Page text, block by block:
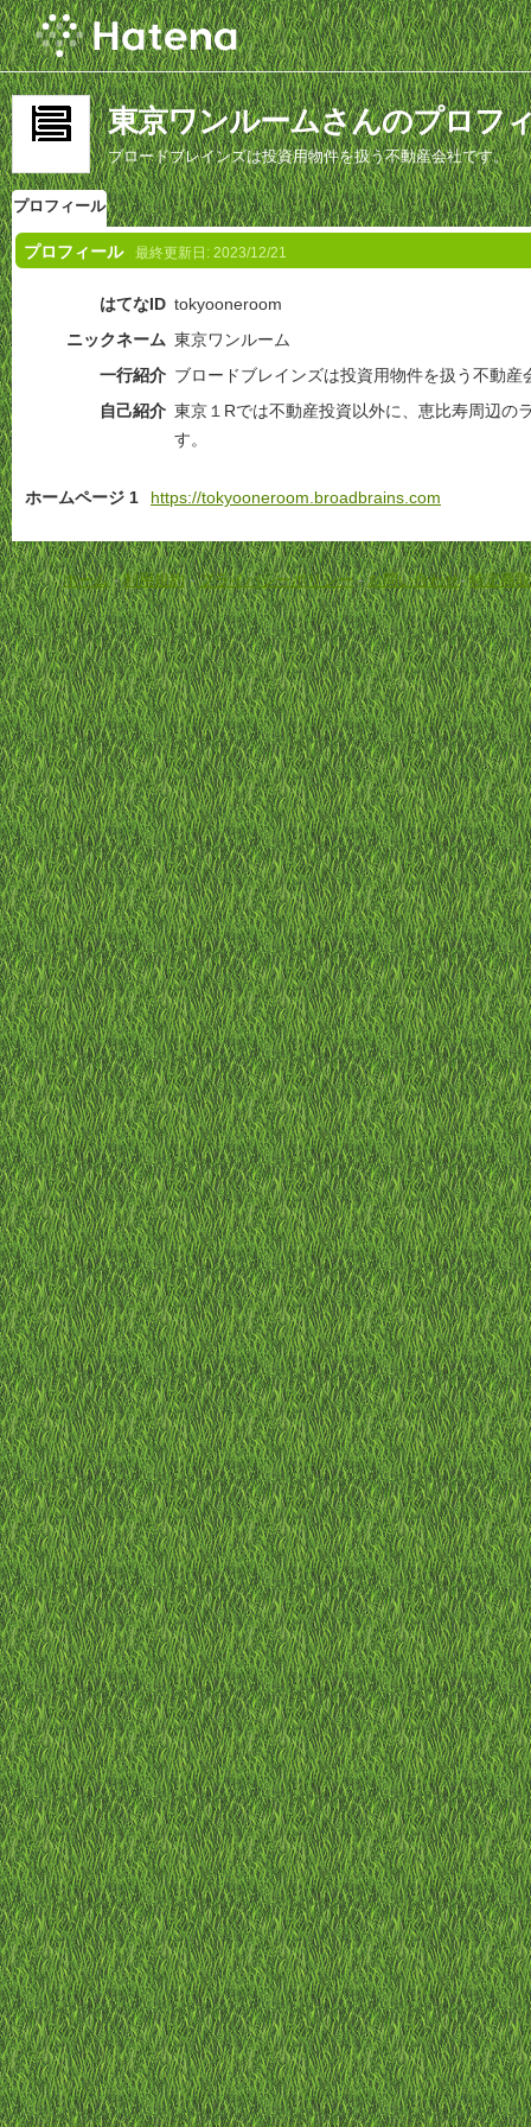
東京ワンルームさんのプロフ
ブロードブレインズは投資用物件を扱う不動産会社です。
プロフィール
プロフィール 最終更新日: 2023/12/21
はてなID tokyooneroom
ニックネーム 東京ワンルーム
一行紹介 ブロードブレインズは投資用物件を扱う不動産
自己紹介 東京１Rでは不動産投資以外に、恵比寿周辺の
す。
ホームページ 1 https://tokyooneroom.broadbrains.com
ホーム-利用規約-プライバシーポリシー-お問い合わせ-特定商